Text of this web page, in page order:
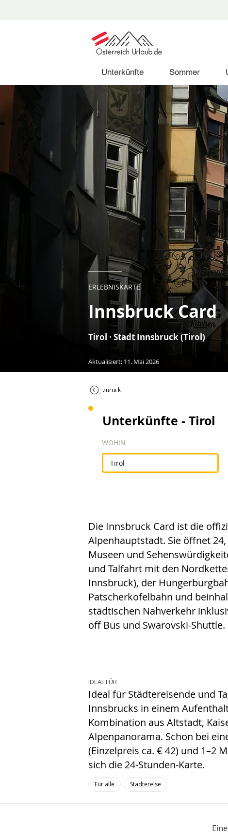
Unterkünfte Sommer
ERLEBNISKARTE
Innsbruck Card
Tirol · Stadt Innsbruck (Tirol)
Aktualisiert: 11. Mai 2026
zurück
Unterkünfte - Tirol
WOHIN
Die Innsbruck Card ist die
Alpenhauptstadt. Sie öffnet
Museen und
und Talfahrt mit den
Innsbruck), der
Patscherkofelbahn und
städtischen Nahverkehr
off Bus und Swarovski-Shuttle.
IDEAL FÜR
Ideal für Städtereisende und
Innsbrucks in einem
Kombination aus Altstadt,
Alpenpanorama. Schon bei
(Einzelpreis ca. € 42) und 1–2
sich die 24-Stunden-Karte.
Für alle Städtereise